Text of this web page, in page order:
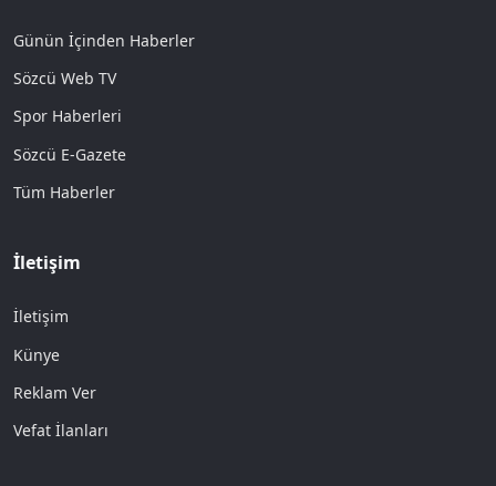
Günün İçinden Haberler
Sözcü Web TV
Spor Haberleri
Sözcü E-Gazete
Tüm Haberler
İletişim
İletişim
Künye
Reklam Ver
Vefat İlanları